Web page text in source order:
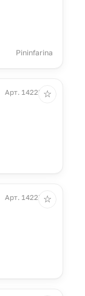
Pininfarina
Арт. 14225.40
☆
Арт. 14227.50
☆